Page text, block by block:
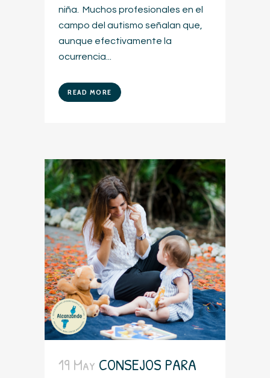
niña. Muchos profesionales en el
campo del autismo señalan que,
aunque efectivamente la
ocurrencia...
READ MORE
19 May CONSEJOS PARA